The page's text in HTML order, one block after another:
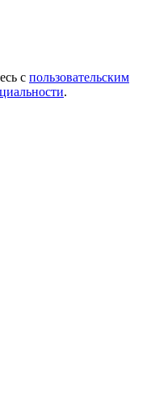
с пользовательским
.